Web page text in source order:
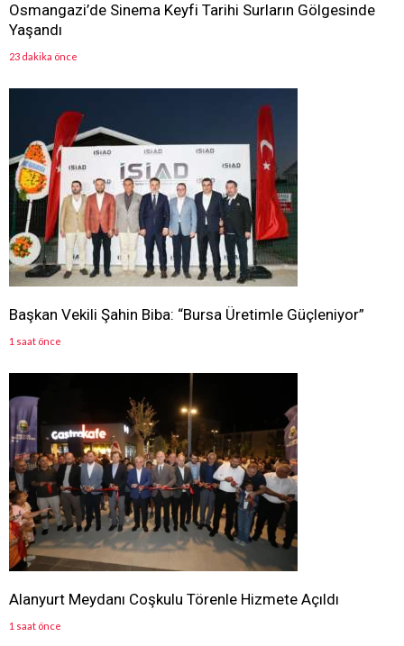
Osmangazi’de Sinema Keyfi Tarihi Surların Gölgesinde
Yaşandı
23 dakika önce
Başkan Vekili Şahin Biba: “Bursa Üretimle Güçleniyor”
1 saat önce
Alanyurt Meydanı Coşkulu Törenle Hizmete Açıldı
1 saat önce